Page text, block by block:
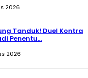
2026
Tanduk! Duel Kontra
Penentu...
2026